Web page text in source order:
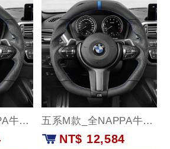
四系M款_全NAPPA牛皮(藍環)款 五系M款_全NAPPA牛皮(藍環)款
NT$ 12,584